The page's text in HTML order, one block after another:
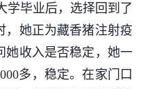
毕业后，选择回到了
，她正为藏香猪注射疫
她收入是否稳定，她一
多，稳定。在家门口